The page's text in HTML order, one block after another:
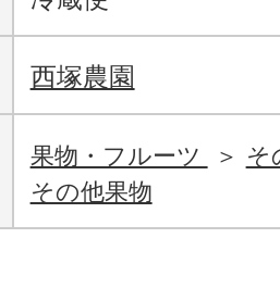
西塚農園
果物・フルーツ
そ
その他果物